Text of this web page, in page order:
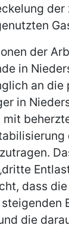
der
der
in
an die
in
mit
dass die
die